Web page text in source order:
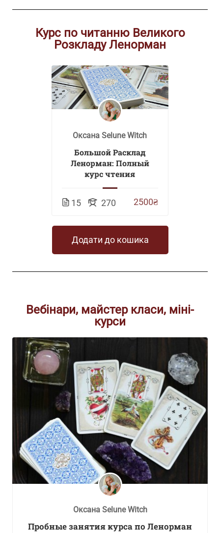
Курс по читанню Великого
Розкладу Ленорман
Оксана Selune Witch
Большой Расклад
Ленорман: Полный
курс чтения
15 270 2500₴
Додати до кошика
Вебінари, майстер класи, міні-
курси
Оксана Selune Witch
Пробные занятия курса по Ленорман